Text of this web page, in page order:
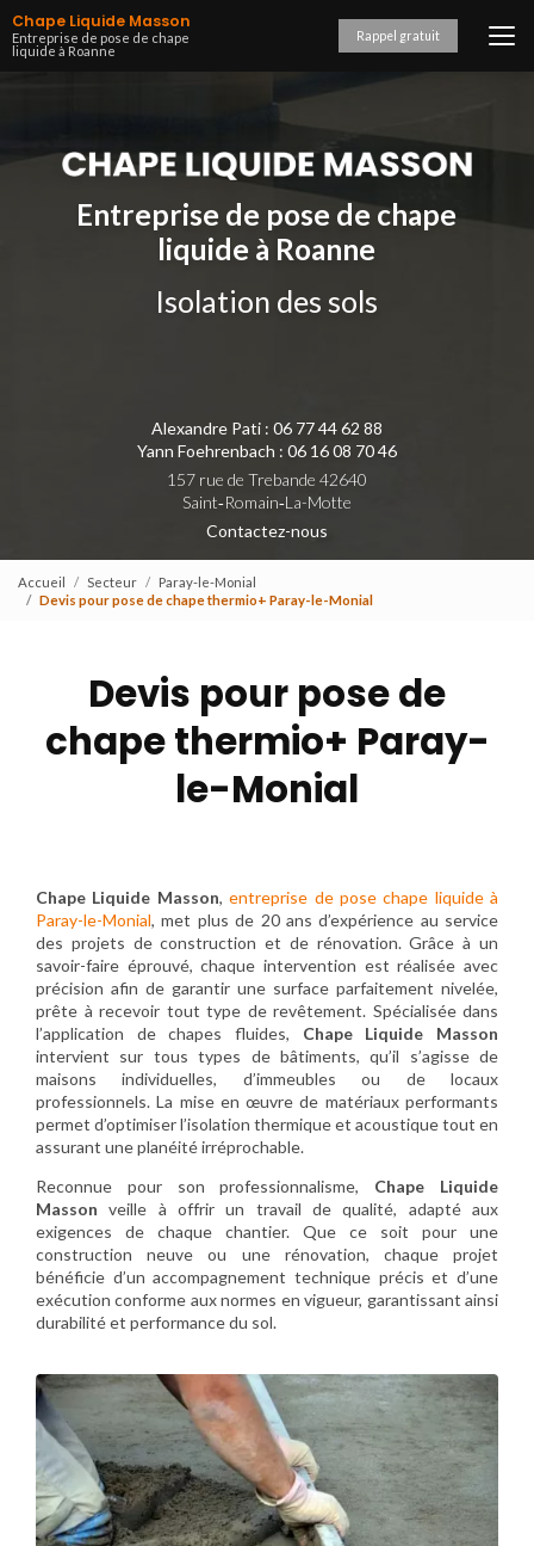
Aller
au
contenu
Chape Liquide Masson
Entreprise de pose de chape
liquide à Roanne
Rappel gratuit
Entreprise de pose de chape
liquide à Roanne
Isolation des sols
Alexandre Pati : 06 77 44 62 88
Yann Foehrenbach : 06 16 08 70 46
157 rue de Trebande 42640
Saint‑Romain‑La-Motte
Contactez-nous
Accueil Secteur
Paray-le-Monial
Devis pour pose de chape thermio+ Paray-le-Monial
Devis pour pose de
chape thermio+ Paray-
le-Monial
Chape Liquide Masson,entreprise de pose chape liquide à
Paray-le-Monial, met plus de 20 ans d’expérience au service
des projets de construction et de rénovation. Grâce à un
savoir-faire éprouvé, chaque intervention est réalisée avec
précision afin de garantir une surface parfaitement nivelée,
prête à recevoir tout type de revêtement. Spécialisée dans
l’application de chapes fluides, Chape Liquide Masson
intervient sur tous types de bâtiments, qu’il s’agisse de
maisons individuelles, d’immeubles ou de locaux
professionnels. La mise en œuvre de matériaux performants
permet d’optimiser l’isolation thermique et acoustique tout en
assurant une planéité irréprochable.
Reconnue pour son professionnalisme, Chape Liquide
Masson veille à offrir un travail de qualité, adapté aux
exigences de chaque chantier. Que ce soit pour une
construction neuve ou une rénovation, chaque projet
bénéficie d’un accompagnement technique précis et d’une
exécution conforme aux normes en vigueur, garantissant ainsi
durabilité et performance du sol.